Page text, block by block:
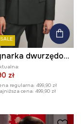
Marynarka dwurzędowa męska z dodatkiem wełny z kolekcji Ilona Tambor x Medicine
zł
regularna: 499,90 zł
cena: 499,90 zł